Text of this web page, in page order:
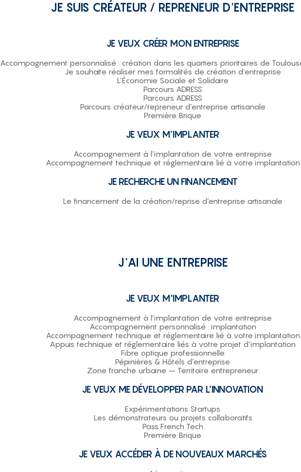
JE SUIS CRÉATEUR / REPRENEUR D'ENTREPRISE
JE VEUX CRÉER MON ENTREPRISE
Accompagnement personnalisé : création dans les quartiers prioritaires de
Je souhaite réaliser mes formalités de création d’entreprise
L’Économie Sociale et Solidaire
Parcours ADRESS
Parcours ADRESS
Parcours créateur/repreneur d’entreprise artisanale
Première Brique
JE VEUX M’IMPLANTER
Accompagnement à l’implantation de votre entreprise
Accompagnement technique et réglementaire lié à votre implantation
JE RECHERCHE UN FINANCEMENT
Le financement de la création/reprise d’entreprise artisanale
J'AI UNE ENTREPRISE
JE VEUX M'IMPLANTER
Accompagnement à l’implantation de votre entreprise
Accompagnement personnalisé : implantation
Accompagnement technique et réglementaire lié à votre implantation
Appuis technique et réglementaire liés à votre projet d’implantation
Fibre optique professionnelle
Pépinières & Hôtels d’entreprise
Zone franche urbaine – Territoire entrepreneur
JE VEUX ME DÉVELOPPER PAR L’INNOVATION
Expérimentations Startups
Les démonstrateurs ou projets collaboratifs
Pass French Tech
Première Brique
JE VEUX ACCÉDER À DE NOUVEAUX MARCHÉS